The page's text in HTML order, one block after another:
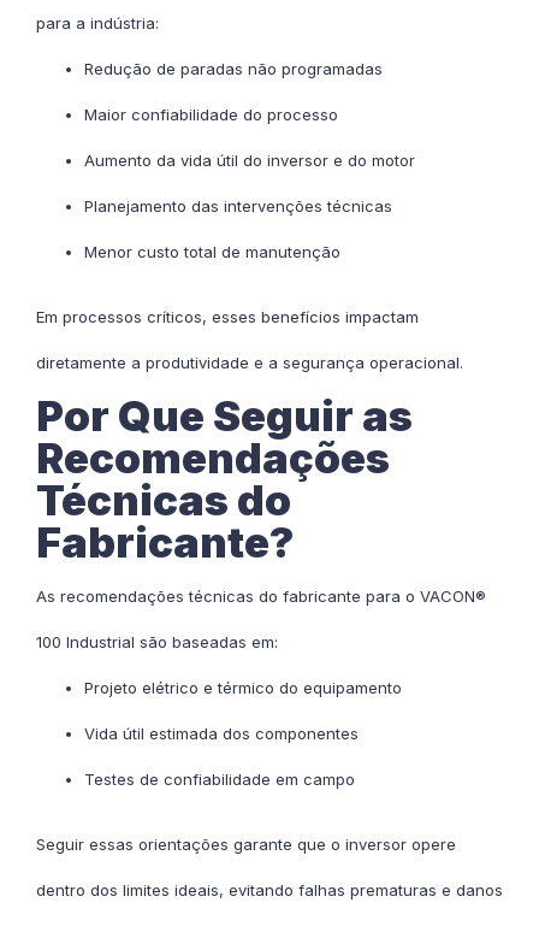
para a indústria:
Redução de paradas não programadas
Maior confiabilidade do processo
Aumento da vida útil do inversor e do motor
Planejamento das intervenções técnicas
Menor custo total de manutenção
Em processos críticos, esses benefícios impactam
diretamente a produtividade e a segurança operacional.
Por Que Seguir as
Recomendações
Técnicas do
Fabricante?
As recomendações técnicas do fabricante para o VACON®
100 Industrial são baseadas em:
Projeto elétrico e térmico do equipamento
Vida útil estimada dos componentes
Testes de confiabilidade em campo
Seguir essas orientações garante que o inversor opere
dentro dos limites ideais, evitando falhas prematuras e danos